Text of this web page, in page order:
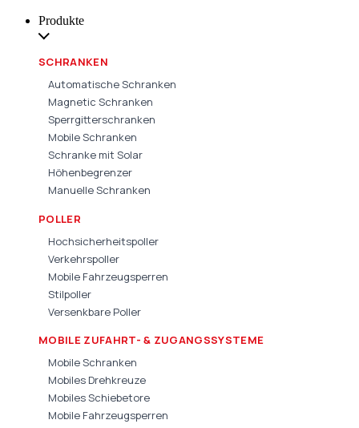
Produkte
SCHRANKEN
Automatische Schranken
Magnetic Schranken
Sperrgitterschranken
Mobile Schranken
Schranke mit Solar
Höhenbegrenzer
Manuelle Schranken
POLLER
Hochsicherheitspoller
Verkehrspoller
Mobile Fahrzeugsperren
Stilpoller
Versenkbare Poller
MOBILE ZUFAHRT- & ZUGANGSSYSTEME
Mobile Schranken
Mobiles Drehkreuze
Mobiles Schiebetore
Mobile Fahrzeugsperren